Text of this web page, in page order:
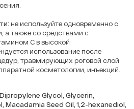
не используйте одновременно с
а также со средствами с
C в высокой
использование после
травмирующих роговой слой
косметологии, инъекций.
Glycol, Glycerin,
Macadamia Seed Oil, 1,2-hexanediol,